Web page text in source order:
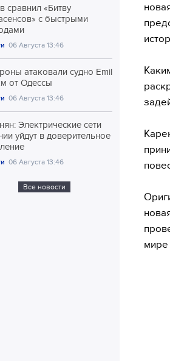
сравнил «Битву
с быстрыми
06 Августа 13:46
атаковали судно Emil
от Одессы
06 Августа 13:46
Электрические сети
уйдут в доверительное
06 Августа 13:46
Все новости
мире